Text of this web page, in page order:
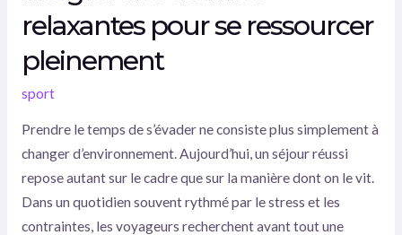
relaxantes pour se ressourcer
pleinement
sport
Prendre le temps de s’évader ne consiste plus simplement à
changer d’environnement. Aujourd’hui, un séjour réussi
repose autant sur le cadre que sur la manière dont on le vit.
Dans un quotidien souvent rythmé par le stress et les
contraintes, les voyageurs recherchent avant tout une